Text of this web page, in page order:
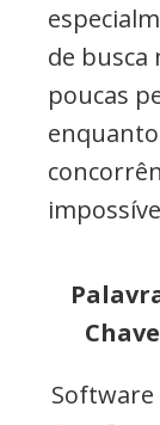
de
poucas
Chave
Software